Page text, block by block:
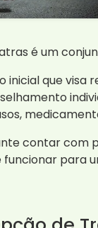
é um
inicial que visa
contar com
funcionar para